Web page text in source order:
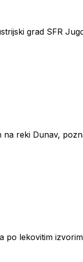
grad SFR
reki Dunav,
po lekovitim